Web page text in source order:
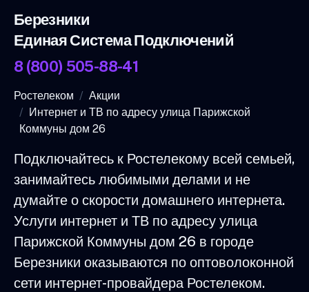
Березники
Единая Система Подключений
8 (800) 505-88-41
Ростелеком
Акции
Интернет и ТВ по адресу улица Парижской
Коммуны дом 26
Подключайтесь к Ростелекому всей семьей,
занимайтесь любимыми делами и не
думайте о скорости домашнего интернета.
Услуги интернет и ТВ по адресу улица
Парижской Коммуны дом 26 в городе
Березники оказываются по оптоволоконной
сети интернет-провайдера Ростелеком.